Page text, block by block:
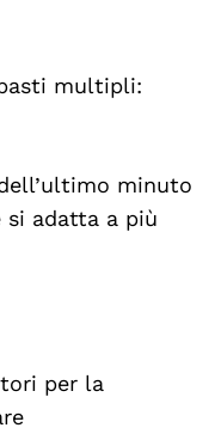
multipli:
minuto
si adatta a più
per la